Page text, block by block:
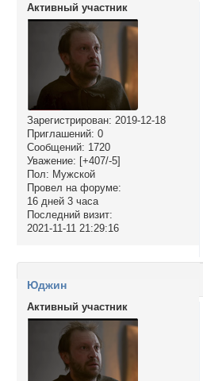
Активный участник
Зарегистрирован: 2019-12-18
Приглашений: 0
Сообщений: 1720
Уважение: [+407/-5]
Пол: Мужской
Провел на форуме:
16 дней 3 часа
Последний визит:
2021-11-11 21:29:16
Юджин
Активный участник